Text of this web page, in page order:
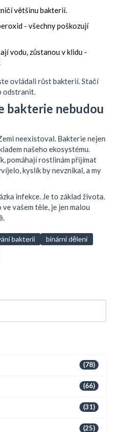
většinu bakterií.
- všechny poškozují
vodu, zůstanou v klidu -
ovládali růst bakterií. Stačí
odstranit.
bakterie nebudou
neexistoval. Bakterie nejen
našeho ekosystému.
pomáhají rostlinám přijímat
kyslík by nevznikal, a my
infekce. Je to základ života.
vašem těle, je jen malou
bakterií
binární dělení
(78)
(66)
(31)
(25)